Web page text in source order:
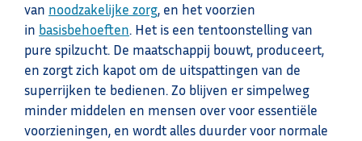
van noodzakelijke zorg, en het voorzien
in basisbehoeften. Het is een tentoonstelling van
pure spilzucht. De maatschappij bouwt, produceert,
en zorgt zich kapot om de uitspattingen van de
superrijken te bedienen. Zo blijven er simpelweg
minder middelen en mensen over voor essentiële
voorzieningen, en wordt alles duurder voor normale